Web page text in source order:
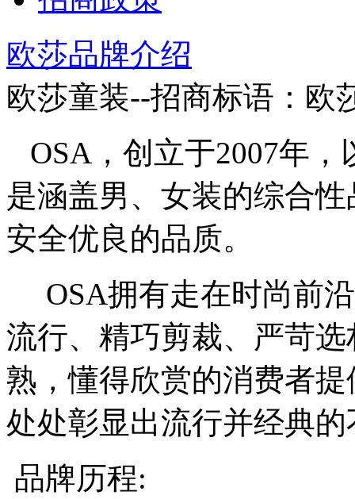
欧莎品牌介绍
欧莎童装--招商标语： 欧
OSA，创立于2007年
是涵盖男、女装的综合
安全优良的品质。
OSA拥有走在时尚前
流行、精巧剪裁、严苛
熟，懂得欣赏的消费者
处处彰显出流行并经典
品牌历程: